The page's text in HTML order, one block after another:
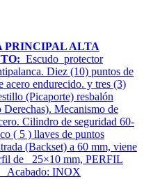
ALTA
Escudo protector
Diez (10) puntos de
acero endurecido. y tres (3)
(Picaporte) resbalón
Mecanismo de
Cilindro de seguridad 60-
( 5 ) llaves de puntos
(Backset) a 60 mm, viene
de 25×10 mm, PERFIL
Acabado: INOX